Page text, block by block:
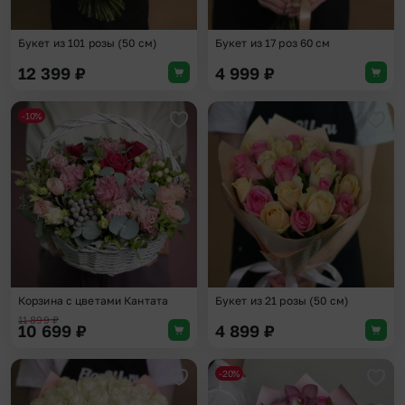
Букет из 101 розы (50 см)
12 399 ₽
Букет из 17 роз 60 см
4 999 ₽
Добавить в избранное
-10%
Корзина с цветами Кантата
11 899₽
10 699 ₽
Букет из 21 розы (50 см)
4 899 ₽
Добавить в избранное
-20%